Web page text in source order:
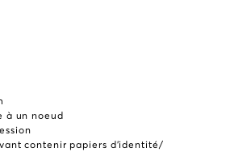
à un noeud
contenir papiers d’identité/